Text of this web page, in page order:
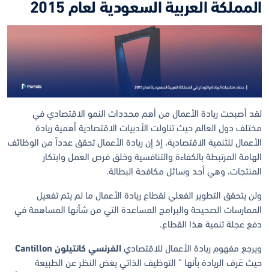
المملكة العربية السعودية لعام 2015
لقد أصبحت ريادة الأعمال من أهم محددات النمو الاقتصادي في
مختلف دول العالم حيث تناولت الأدبيات الاقتصادية أهمية ريادة
الأعمال للتنمية الاقتصادية، إذ إن ريادة الأعمال تحقق عدداً من الوظائف
الهامة المرتبطة بالكفاءة والتنافسية وخلق فرص العمل وابتكار
المنتجات، وهي أحد وسائل مكافحة البطالة.
ولن يتحقق التطوير الفعلي لقطاع ريادة الأعمال ما لم يتم تفعيل
الممارسات الصحيحة والبرامج المساعدة التي من شأنها المساهمة في
دفع عجلة تنمية هذا القطاع.
ويرجع مفهوم ريادة الأعمال للاقتصادي الفرنسي كانتيلون Cantillon
حيث عَرف الريادة بأنها ” التوظيف الذاتي بغض النظر عن الطبيعة